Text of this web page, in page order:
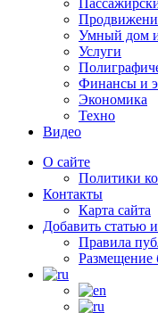
Умный дом и
Услуги
Финансы и
Экономика
Техно
Видео
О сайте
Политики
Контакты
Карта сайта
Добавить статью
Правила
Размещение